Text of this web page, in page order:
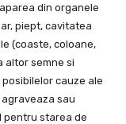
din organele
piept, cavitatea
(coaste, coloane,
altor semne si
cauze ale
sau
pentru starea de